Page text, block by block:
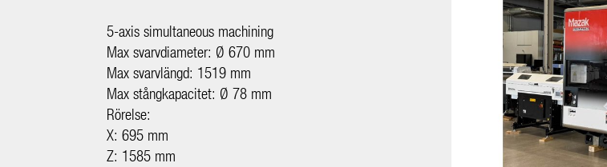
5-axis simultaneous machining
Max svarvdiameter: Ø 670 mm
Max svarvlängd: 1519 mm
Max stångkapacitet: Ø 78 mm
Rörelse:
X: 695 mm
Z: 1585 mm